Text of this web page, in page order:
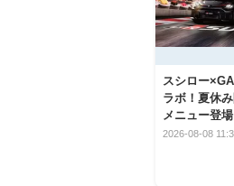
スシロー
ラボ！夏休
メニュー登場
2026-08-08